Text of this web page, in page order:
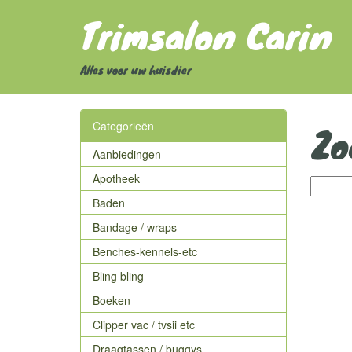
Trimsalon Carin
Alles voor uw huisdier
Categorieën
Aanbiedingen
Apotheek
Baden
Bandage / wraps
Benches-kennels-etc
Bling bling
Boeken
Clipper vac / tvsii etc
Draagtassen / buggys